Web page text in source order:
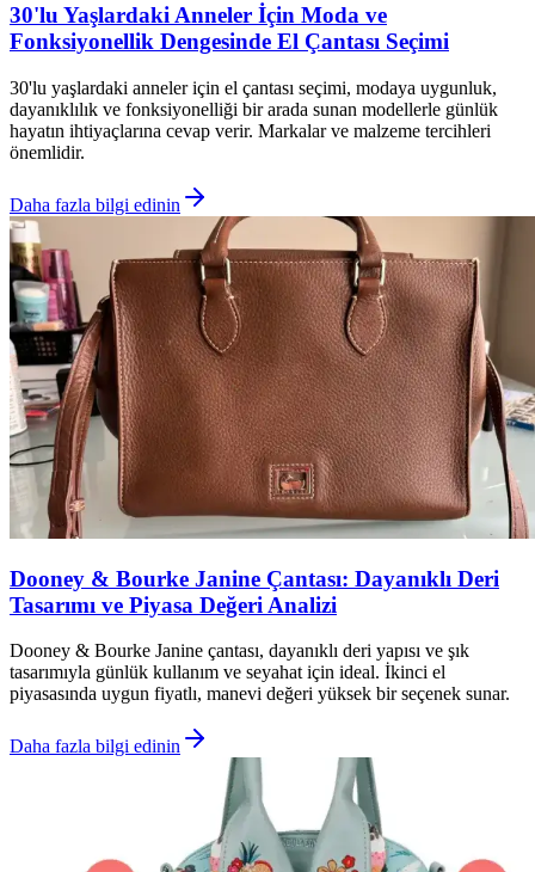
30'lu Yaşlardaki Anneler İçin Moda ve
Fonksiyonellik Dengesinde El Çantası Seçimi
30'lu yaşlardaki anneler için el çantası seçimi, modaya uygunluk,
dayanıklılık ve fonksiyonelliği bir arada sunan modellerle günlük
hayatın ihtiyaçlarına cevap verir. Markalar ve malzeme tercihleri
önemlidir.
Daha fazla bilgi edinin
Dooney & Bourke Janine Çantası: Dayanıklı Deri
Tasarımı ve Piyasa Değeri Analizi
Dooney & Bourke Janine çantası, dayanıklı deri yapısı ve şık
tasarımıyla günlük kullanım ve seyahat için ideal. İkinci el
piyasasında uygun fiyatlı, manevi değeri yüksek bir seçenek sunar.
Daha fazla bilgi edinin